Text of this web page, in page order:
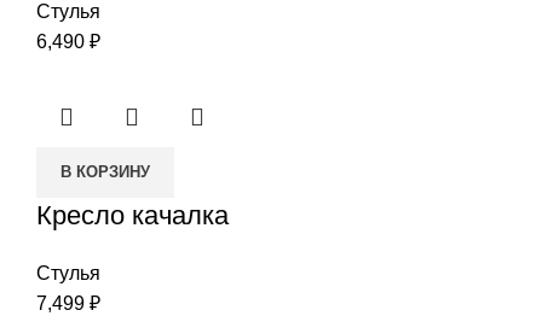
Стулья
6,490 ₽
В КОРЗИНУ
Кресло качалка
Стулья
7,499 ₽